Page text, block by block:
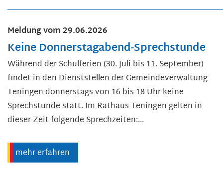
Meldung vom29.06.2026
Keine Donnerstagabend-Sprechstunde
Während der Schulferien (30. Juli bis 11. September)
findet in den Dienststellen der Gemeindeverwaltung
Teningen donnerstags von 16 bis 18 Uhr keine
Sprechstunde statt. Im Rathaus Teningen gelten in
dieser Zeit folgende Sprechzeiten:...
mehr erfahren